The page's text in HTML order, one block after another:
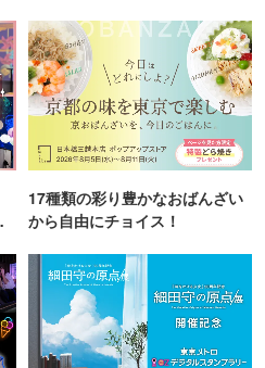
17種類の彩り豊かなおばんざい
から自由にチョイス！